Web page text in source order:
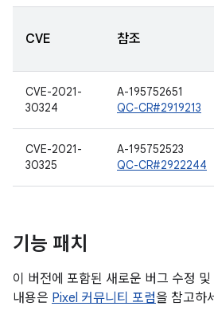
CVE 참조
CVE-2021-
30324
A-195752651
QC-CR#2919213
CVE-2021-
30325
A-195752523
QC-CR#2922244
기능 패치
이 버전에 포함된 새로운 버그 수정
내용은 Pixel 커뮤니티 포럼을 참고하